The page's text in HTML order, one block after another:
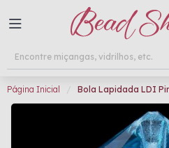
Página Inicial Bola Lapidada LDI